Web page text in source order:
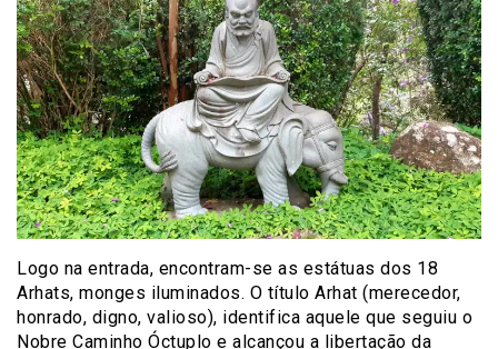
Logo na entrada, encontram-se as estátuas dos 18
Arhats, monges iluminados. O título Arhat (merecedor,
honrado, digno, valioso), identifica aquele que seguiu o
Nobre Caminho Óctuplo e alcançou a libertação da